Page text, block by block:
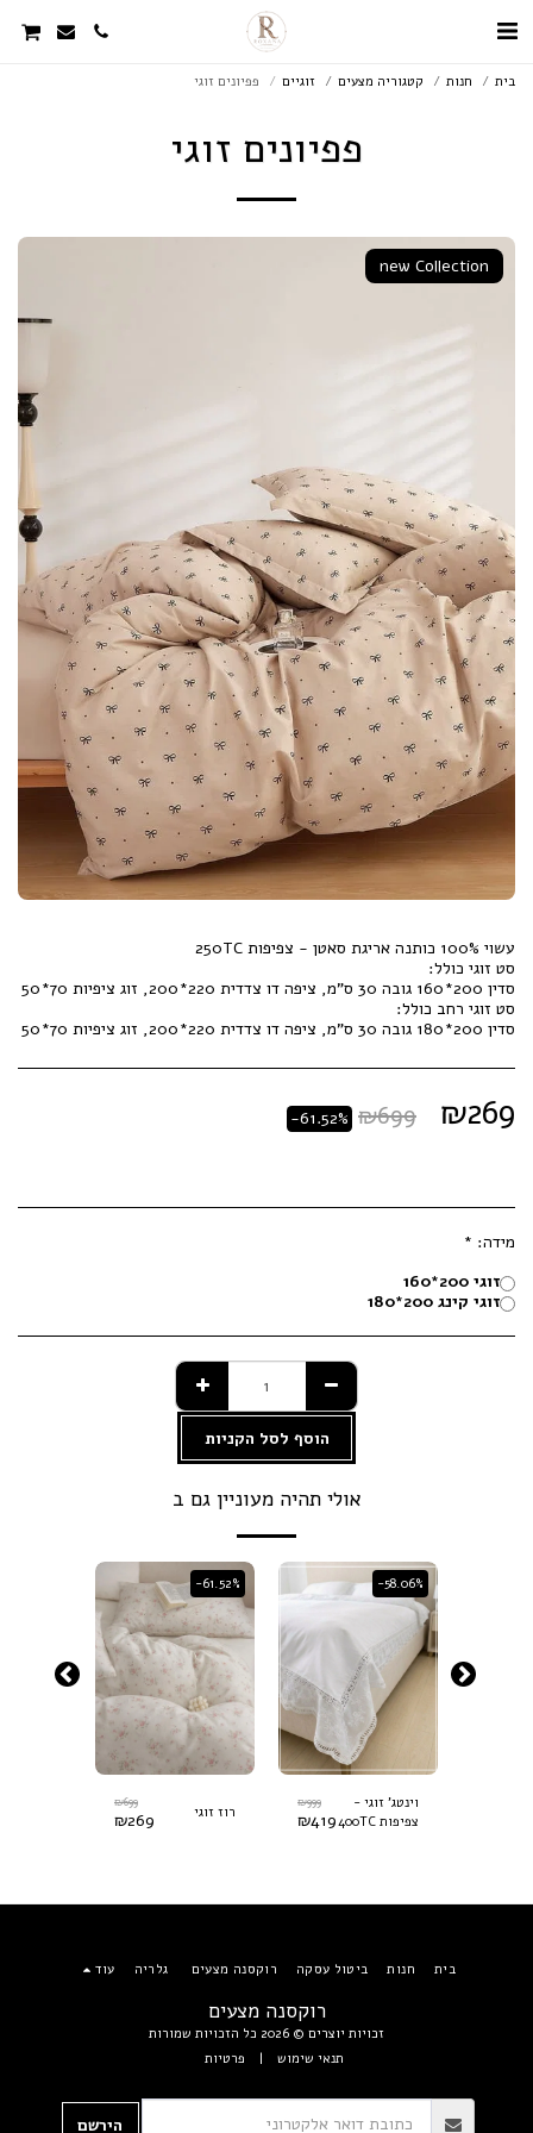
בית חנות קטגוריה מצעים זוגיים פפיונים זוגי
פפיונים זוגי
new Collection
סדין 200*180 גובה 30 ס"מ, ציפה דו צדדית 220*200, זוג ציפיות 70*50
₪269
₪699
-61.52%
מידה: *
זוגי 200*160
זוגי קינג 200*180
הוסף לסל הקניות
אולי תהיה מעוניין גם ב
-58.06%
וינטג' זוגי -
צפיפות 400TC
₪999
₪419
-61.52%
רוז זוגי
₪699
₪269
רוקסנה מצעים
זכויות יוצרים © 2026 כל הזכויות שמורות
תנאי שימוש | פרטיות
בית חנות ביטול עסקה רוקסנה מצעים גלריה עוד
הירשם